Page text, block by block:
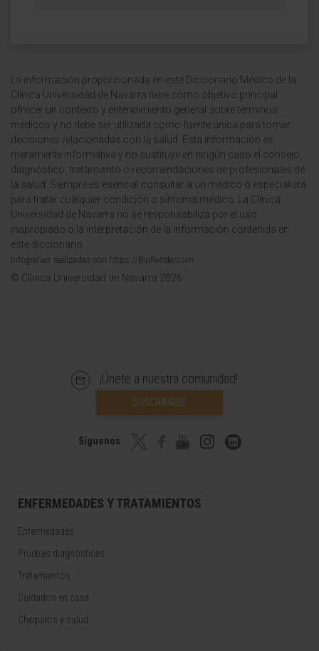
La información proporcionada en este Diccionario Médico de la
Clínica Universidad de Navarra tiene como objetivo principal
ofrecer un contexto y entendimiento general sobre términos
médicos y no debe ser utilizada como fuente única para tomar
decisiones relacionadas con la salud. Esta información es
meramente informativa y no sustituye en ningún caso el consejo,
diagnóstico, tratamiento o recomendaciones de profesionales de
la salud. Siempre es esencial consultar a un médico o especialista
para tratar cualquier condición o síntoma médico. La Clínica
Universidad de Navarra no se responsabiliza por el uso
inapropiado o la interpretación de la información contenida en
este diccionario.
Infografías realizadas con https://BioRender.com
© Clínica Universidad de Navarra 2026
¡Únete a nuestra comunidad!
SUSCRIBIRSE
Síguenos
ENFERMEDADES Y TRATAMIENTOS
Enfermedades
Pruebas diagnósticas
Tratamientos
Cuidados en casa
Chequeos y salud